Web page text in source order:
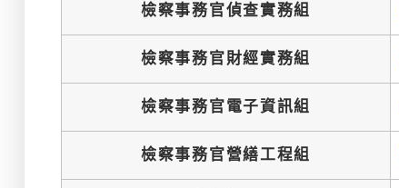
檢察事務官偵查實務組
檢察事務官財經實務組
檢察事務官電子資訊組
檢察事務官營繕工程組